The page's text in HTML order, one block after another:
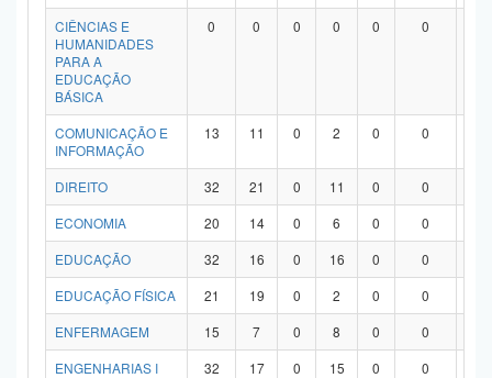
CIÊNCIAS E
HUMANIDADES
PARA A
EDUCAÇÃO
BÁSICA
0 0 0 0 0 0
COMUNICAÇÃO E
INFORMAÇÃO
13 11 0 2 0 0
DIREITO 32 21 0 11 0 0
ECONOMIA
20 14 0 6 0 0
EDUCAÇÃO
32 16 0 16 0 0
EDUCAÇÃO FÍSICA
21 19 0 2 0 0
ENFERMAGEM
15 7 0 8 0 0
ENGENHARIAS I
32 17 0 15 0 0